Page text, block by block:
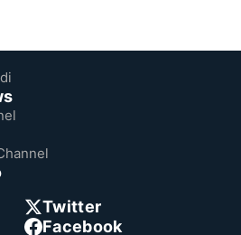
Twitter
Facebook